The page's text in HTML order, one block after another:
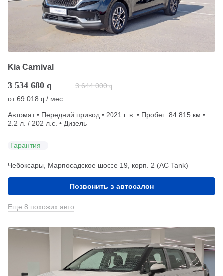
Kia Carnival
3 534 680 q 3 644 000 q
от69 018 q / мес.
Автомат • Передний привод • 2021 г. в. • Пробег: 84 815 км •
2.2 л. / 202 л.с. • Дизель
Гарантия
Чебоксары, Марпосадское шоссе 19, корп. 2 (АС Tank)
Позвонить в автосалон
Еще 8 похожих авто